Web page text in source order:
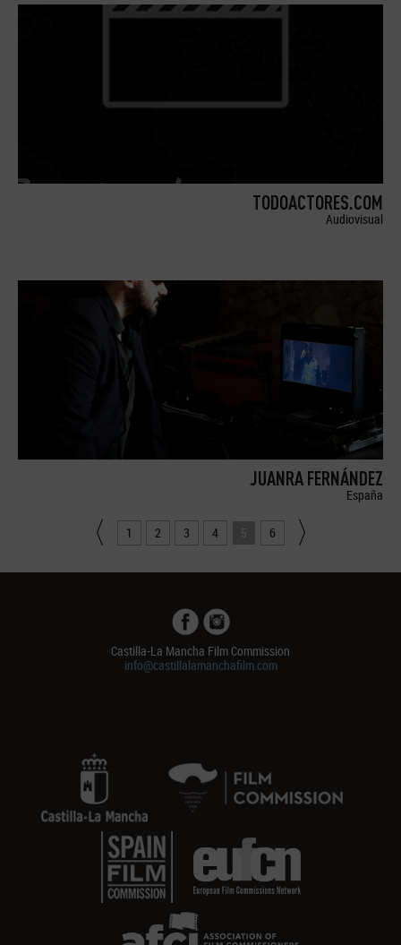
TODOACTORES.COM
Audiovisual
JUANRA FERNÁNDEZ
España
1 2 3 4 5 6
Castilla-La Mancha Film Commission
info@castillalamanchafilm.com